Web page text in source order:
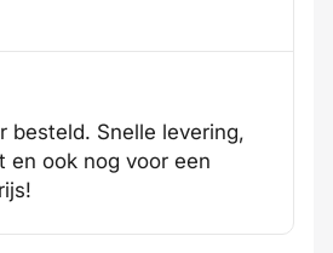
besteld. Snelle levering,
en ook nog voor een